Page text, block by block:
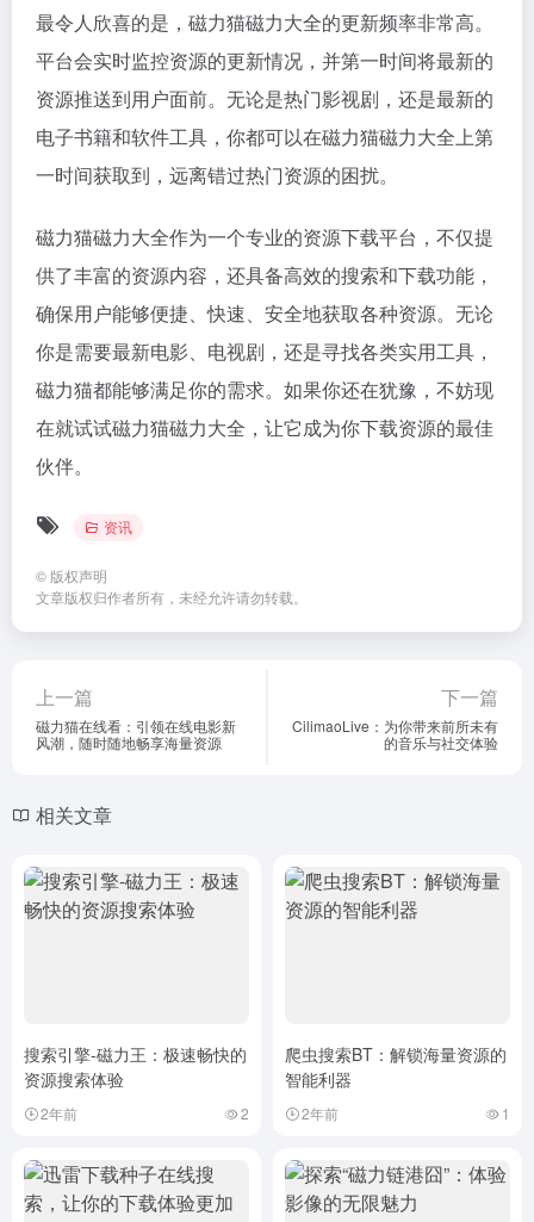
最令人欣喜的是，磁力猫磁力大全的更新频率非常高。
平台会实时监控资源的更新情况，并第一时间将最新的
资源推送到用户面前。无论是热门影视剧，还是最新的
电子书籍和软件工具，你都可以在磁力猫磁力大全上第
一时间获取到，远离错过热门资源的困扰。
磁力猫磁力大全作为一个专业的资源下载平台，不仅提
供了丰富的资源内容，还具备高效的搜索和下载功能，
确保用户能够便捷、快速、安全地获取各种资源。无论
你是需要最新电影、电视剧，还是寻找各类实用工具，
磁力猫都能够满足你的需求。如果你还在犹豫，不妨现
在就试试磁力猫磁力大全，让它成为你下载资源的最佳
伙伴。
资讯
© 版权声明
文章版权归作者所有，未经允许请勿转载。
上一篇
磁力猫在线看：引领在线电影新
风潮，随时随地畅享海量资源
下一篇
CilimaoLive：为你带来前所未有
的音乐与社交体验
相关文章
搜索引擎-磁力王：极速畅快的
资源搜索体验
2年前 2
爬虫搜索BT：解锁海量资源的
智能利器
2年前 1